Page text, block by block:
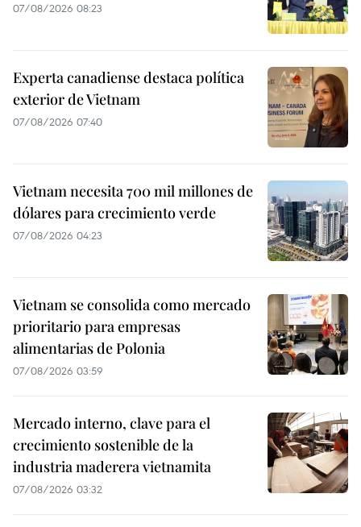
07/08/2026 08:23
Experta canadiense destaca política
exterior de Vietnam
07/08/2026 07:40
Vietnam necesita 700 mil millones de
dólares para crecimiento verde
07/08/2026 04:23
Vietnam se consolida como mercado
prioritario para empresas
alimentarias de Polonia
07/08/2026 03:59
Mercado interno, clave para el
crecimiento sostenible de la
industria maderera vietnamita
07/08/2026 03:32